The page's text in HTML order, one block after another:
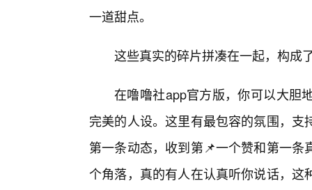
一道甜点。
这些真实的碎片拼凑在一起，构成
在噜噜社app官方版，你可以大胆
完美的人设。这里有最包容的氛围，
第一条动态，收到第📌一个赞和第一
个角落，真的有人在认真听你说话，